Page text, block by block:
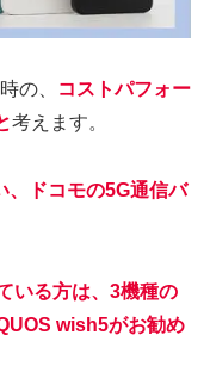
の、
コストパフォー
考えます。
、ドコモの5G通信バ
いる方は、3機種の
wish5がお勧め